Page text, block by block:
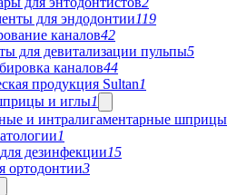
для эндодонтии119
каналов42
для девитализации пульпы5
каналов44
продукция Sultan1
и иглы1
и интралигаментарные шприцы
1
дезинфекции15
ортодонтии3